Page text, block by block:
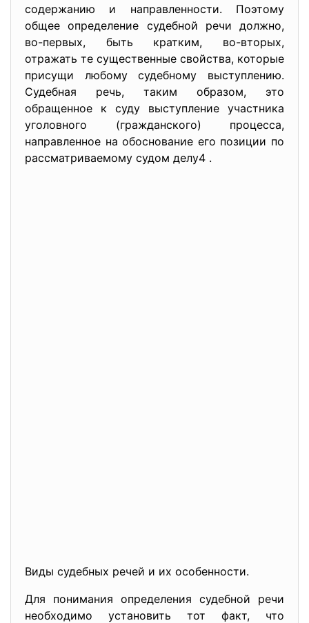
содержанию и направленности. Поэтому
общее определение судебной речи должно,
во-первых, быть кратким, во-вторых,
отражать те существенные свойства, которые
присущи любому судебному выступлению.
Судебная речь, таким образом, это
обращенное к суду выступление участника
уголовного (гражданского) процесса,
направленное на обоснование его позиции по
рассматриваемому судом делу4 .
Виды судебных речей и их особенности.
Для понимания определения судебной речи
необходимо установить тот факт, что